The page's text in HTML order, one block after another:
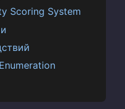
Scoring System